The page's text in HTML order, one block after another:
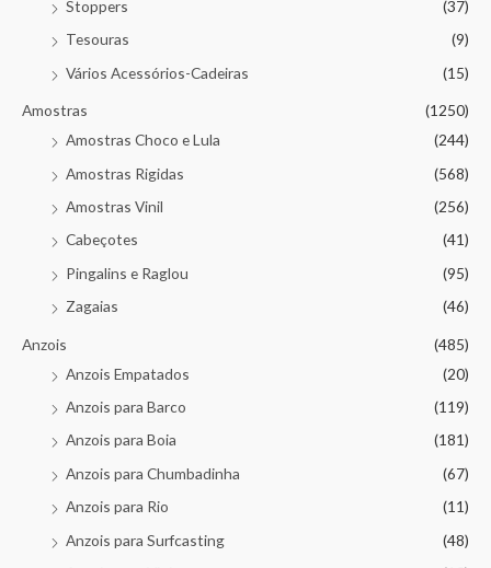
Stoppers
(37)
Tesouras
(9)
Vários Acessórios-Cadeiras
(15)
Amostras
(1250)
Amostras Choco e Lula
(244)
Amostras Rigidas
(568)
Amostras Vinil
(256)
Cabeçotes
(41)
Pingalins e Raglou
(95)
Zagaias
(46)
Anzois
(485)
Anzois Empatados
(20)
Anzois para Barco
(119)
Anzois para Boia
(181)
Anzois para Chumbadinha
(67)
Anzois para Rio
(11)
Anzois para Surfcasting
(48)